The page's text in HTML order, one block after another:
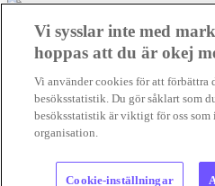
ideella redaktion drivit
och granskningar. Nu vill vi
du vill
1231368703
Vi sysslar inte med
hoppas att du är okej
Vi använder cookies för att förbättra
besöksstatistik. Du gör såklart som
besöksstatistik är viktigt för oss
organisation.
Cookie-inställningar